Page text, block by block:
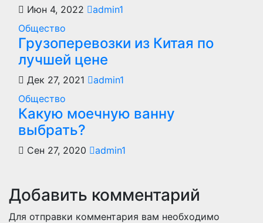
Июн 4, 2022
admin1
Общество
Грузоперевозки из Китая по
лучшей цене
Дек 27, 2021
admin1
Общество
Какую моечную ванну
выбрать?
Сен 27, 2020 admin1
Добавить комментарий
Для отправки комментария вам необходимо